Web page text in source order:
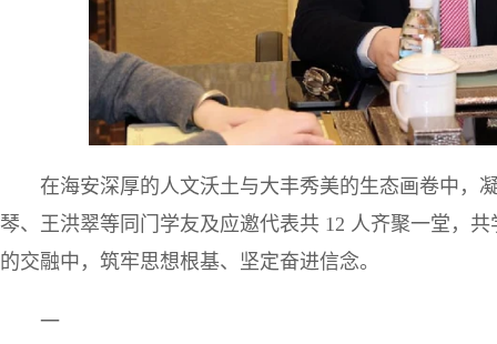
在海安深厚的人文沃土与大丰秀美的生态画卷中，
琴、王洪翠等同门学友及应邀代表共 12 人齐聚一堂，
的交融中，筑牢思想根基、坚定奋进信念。
一